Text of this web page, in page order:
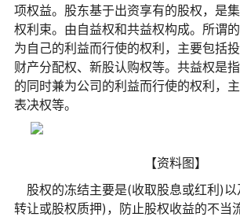
项权益。股东基于出资享有的股权，是
权利束。由自益权和共益权构成。所谓
为自己的利益而行使的权利，主要包括
财产分配权、新股认购权等。共益权是
的同时兼为公司的利益而行使的权利，主
表决权等。
【资料图】
股权的冻结主要是(收取股息或红利)
转让或股权质押)，防止股权收益的不当